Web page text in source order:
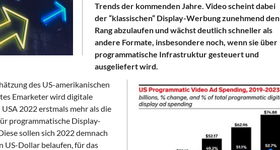
Trends der kommenden Jahre. Video scheint dabei
der “klassischen“ Display-Werbung zunehmend den
Rang abzulaufen und wächst deutlich schneller als
andere Formate, insbesondere noch, wenn sie über
programmatische Infrastruktur gesteuert und
ausgeliefert wird.
des US-amerikanischen
Emarketer wird digitale
2022 erstmals mehr als die
programmatische Display-
sollen sich 2022 demnach
US-Dollar belaufen, für das